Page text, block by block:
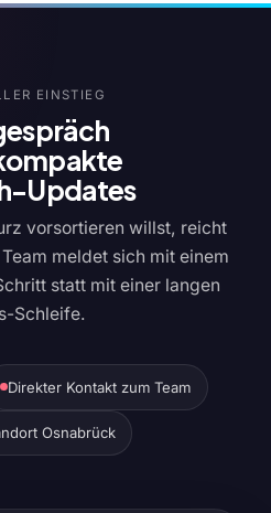
EINSTIEG
Updates
vorsortieren willst, reicht
meldet sich mit einem
statt mit einer langen
Schleife.
Direkter Kontakt zum Team
Osnabrück